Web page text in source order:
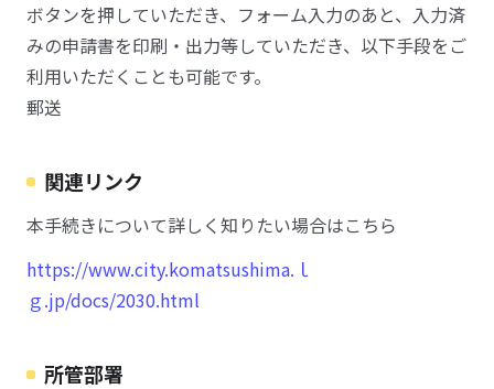
ボタンを押していただき、フォーム入力のあと、入力済
みの申請書を印刷・出力等していただき、以下手段をご
利用いただくことも可能です。
郵送
関連リンク
本手続きについて詳しく知りたい場合はこちら
https://www.city.komatsushima.ｌ
ｇ.jp/docs/2030.html
所管部署